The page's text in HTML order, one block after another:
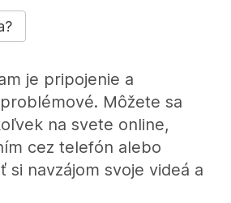
je pripojenie a
Môžete sa
na svete online,
cez telefón alebo
si navzájom svoje videá a